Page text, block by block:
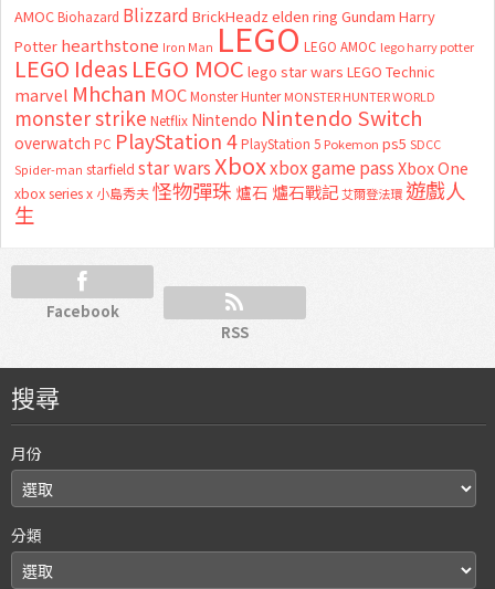
AMOC Biohazard Blizzard BrickHeadz elden ring Gundam Harry
Potter hearthstone Iron Man LEGO LEGO AMOC lego harry potter
LEGO Ideas LEGO MOC lego star wars LEGO Technic
marvel Mhchan MOC Monster Hunter MONSTER HUNTER WORLD
monster strike Netflix Nintendo Nintendo Switch
overwatch PC PlayStation 4 PlayStation 5 Pokemon ps5 SDCC
Spider-man starfield star wars Xboxxbox game passXbox One
xbox series x 小島秀夫怪物彈珠 爐石 爐石戰記艾爾登法環 遊戲人
生
Facebook
RSS
搜尋
月份
分類